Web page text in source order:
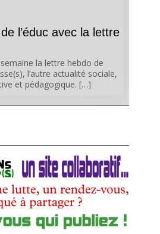
l’éduc avec la lettre
la lettre hebdo de
l’autre actualité sociale,
et pédagogique. […]